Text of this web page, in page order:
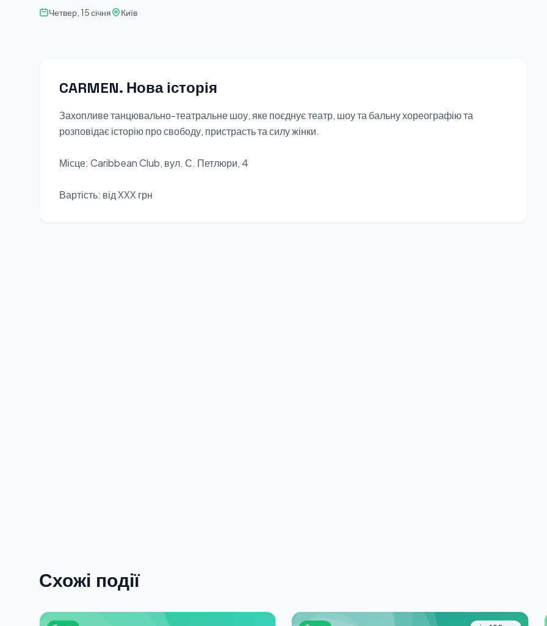
Четвер, 15 січня Київ
CARMEN. Нова історія
Захопливе танцювально-театральне шоу, яке поєднує театр, шоу та бальну хореографію та
розповідає історію про свободу, пристрасть та силу жінки.
Місце: Caribbean Club, вул. С. Петлюри, 4
Вартість: від XXX грн
Схожі події